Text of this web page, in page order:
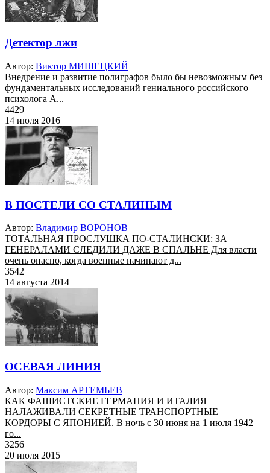
Детектор лжи
Автор: Виктор МИШЕЦКИЙ
Внедрение и развитие полиграфов было бы невозможным без
фундаментальных исследований гениального российского
психолога А...
4429
14 июля 2016
В ПОСТЕЛИ СО СТАЛИНЫМ
Автор: Владимир ВОРОНОВ
ТОТАЛЬНАЯ ПРОСЛУШКА ПО-СТАЛИНСКИ: ЗА
ГЕНЕРАЛАМИ СЛЕДИЛИ ДАЖЕ В СПАЛЬНЕ Для власти
очень опасно, когда военные начинают д...
3542
14 августа 2014
ОСЕВАЯ ЛИНИЯ
Автор: Максим АРТЕМЬЕВ
КАК ФАШИСТСКИЕ ГЕРМАНИЯ И ИТАЛИЯ
НАЛАЖИВАЛИ СЕКРЕТНЫЕ ТРАНСПОРТНЫЕ
КОРДОРЫ С ЯПОНИЕЙ. В ночь с 30 июня на 1 июля 1942
го...
3256
20 июля 2015